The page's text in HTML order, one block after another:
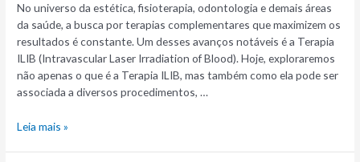
No universo da estética, fisioterapia, odontologia e demais áreas
da saúde, a busca por terapias complementares que maximizem os
resultados é constante. Um desses avanços notáveis é a Terapia
ILIB (Intravascular Laser Irradiation of Blood). Hoje, exploraremos
não apenas o que é a Terapia ILIB, mas também como ela pode ser
associada a diversos procedimentos, …
Leia mais »